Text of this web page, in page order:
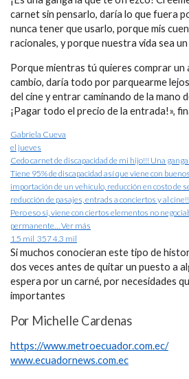
carnet sin pensarlo, daría lo que fuera
nunca tener que usarlo, porque mis
racionales, y porque nuestra vida sea
Porque mientras tú quieres comprar un
cambio, daría todo por parquearme
del cine y entrar caminando de la mano
¡Pagar todo el precio de la entrada!»,
Gabriela Cueva
el jueves
Cedo carnet de discapacidad de mi hijo!!! Una
Tiene 95% de discapacidad así que viene con
importación de un vehículo, reducción en costo de
reducción de pasajes, entrads a conciertos y al
Pero eso si, viene con ciertos elementos no
permanente… Ver más
1.5 mil 357 4.3 mil
Si muchos conocieran este tipo de
dos veces antes de quitar un puesto a
espera por un carné, por necesidades
importantes
Por Michelle Cardenas
https://www.metroecuador.com.ec/
www.ecuadornews.com.ec